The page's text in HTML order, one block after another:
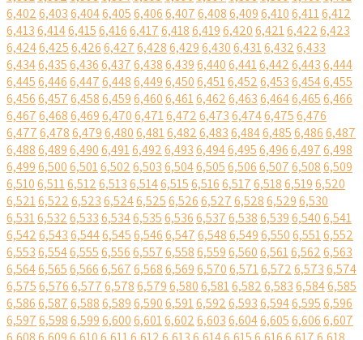
6,4026,4036,4046,4056,4066,4076,4086,4096,4106,4116,412
6,4136,4146,4156,4166,4176,4186,4196,4206,4216,4226,423
6,4246,4256,4266,4276,4286,4296,4306,4316,4326,433
6,4346,4356,4366,4376,4386,4396,4406,4416,4426,4436,444
6,4456,4466,4476,4486,4496,4506,4516,4526,4536,4546,455
6,4566,4576,4586,4596,4606,4616,4626,4636,4646,4656,466
6,4676,4686,4696,4706,4716,4726,4736,4746,4756,476
6,4776,4786,4796,4806,4816,4826,4836,4846,4856,4866,487
6,4886,4896,4906,4916,4926,4936,4946,4956,4966,4976,498
6,4996,5006,5016,5026,5036,5046,5056,5066,5076,5086,509
6,5106,5116,5126,5136,5146,5156,5166,5176,5186,5196,520
6,5216,5226,5236,5246,5256,5266,5276,5286,5296,530
6,5316,5326,5336,5346,5356,5366,5376,5386,5396,5406,541
6,5426,5436,5446,5456,5466,5476,5486,5496,5506,5516,552
6,5536,5546,5556,5566,5576,5586,5596,5606,5616,5626,563
6,5646,5656,5666,5676,5686,5696,5706,5716,5726,5736,574
6,5756,5766,5776,5786,5796,5806,5816,5826,5836,5846,585
6,5866,5876,5886,5896,5906,5916,5926,5936,5946,5956,596
6,5976,5986,5996,6006,6016,6026,6036,6046,6056,6066,607